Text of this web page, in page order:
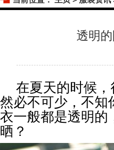
透明
在夏天的时候，
然必不可少，不知
衣一般都是透明的
晒？